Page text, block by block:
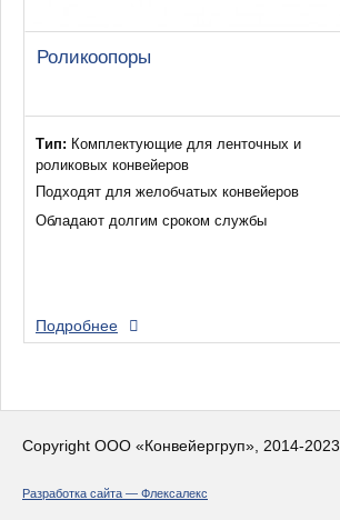
Роликоопоры
Тип: Комплектующие для ленточных и
роликовых конвейеров
Подходят для желобчатых конвейеров
Обладают долгим сроком службы
Подробнее
Copyright ООО «Конвейергруп», 2014-2023
Разработка сайта — Флексалекс